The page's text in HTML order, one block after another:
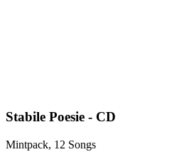
Stabile Poesie - CD
Mintpack, 12 Songs